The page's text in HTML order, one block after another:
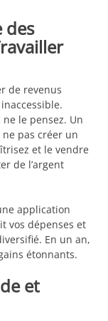
des
de revenus
le pensez. Un
pas créer un
et le vendre
de l’argent
application
vos dépenses et
En un an,
étonnants.
et